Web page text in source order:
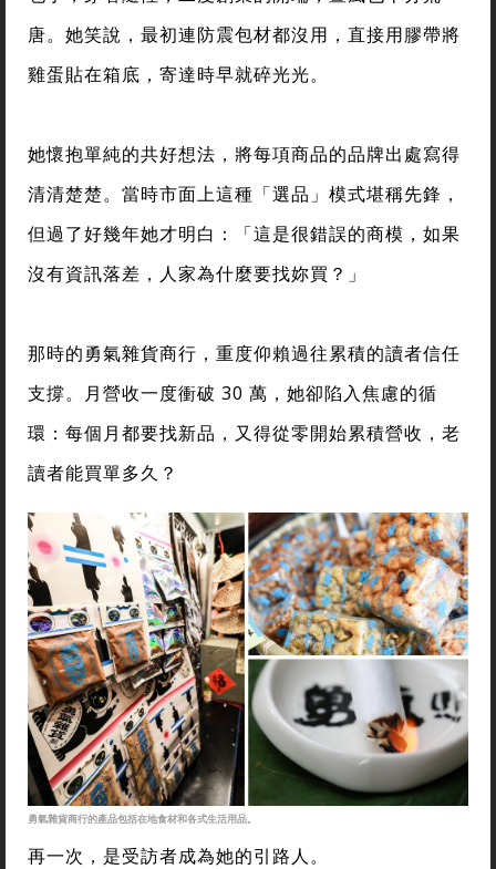
唐。她笑說，最初連防震包材都沒用，直接用膠帶將
雞蛋貼在箱底，寄達時早就碎光光。
她懷抱單純的共好想法，將每項商品的品牌出處寫得
清清楚楚。當時市面上這種「選品」模式堪稱先鋒，
但過了好幾年她才明白：「這是很錯誤的商模，如果
沒有資訊落差，人家為什麼要找妳買？」
那時的勇氣雜貨商行，重度仰賴過往累積的讀者信任
支撐。月營收一度衝破 30 萬，她卻陷入焦慮的循
環：每個月都要找新品，又得從零開始累積營收，老
讀者能買單多久？
勇氣雜貨商行的產品包括在地食材和各式生活用品。
再一次，是受訪者成為她的引路人。